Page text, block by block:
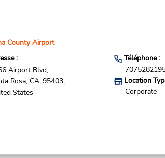
County Airport
:
Airport Blvd,
Rosa, CA, 95403,
States
Téléphone :
Location
Corporate